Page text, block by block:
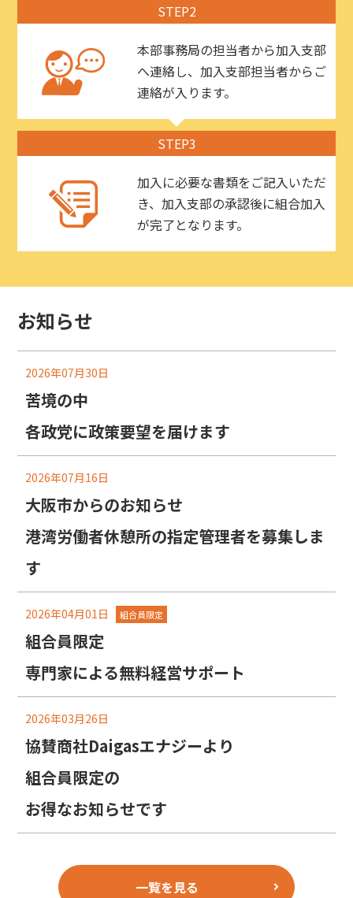
STEP2
本部事務局の担当者から加入支部
へ連絡し、加入支部担当者からご
連絡が入ります。
STEP3
加入に必要な書類をご記入いただ
き、加入支部の承認後に組合加入
が完了となります。
お知らせ
2026年07月30日
苦境の中
各政党に政策要望を届けます
2026年07月16日
大阪市からのお知らせ
港湾労働者休憩所の指定管理者を募集しま
す
2026年04月01日 組合員限定
組合員限定
専門家による無料経営サポート
2026年03月26日
協賛商社Daigasエナジーより
組合員限定の
お得なお知らせです
一覧を見る